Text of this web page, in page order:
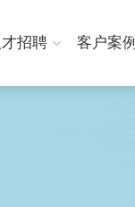
才招聘 客户案例